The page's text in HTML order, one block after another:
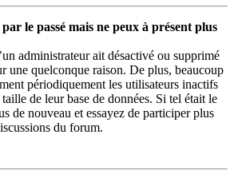
le passé mais ne peux à présent plus
administrateur ait désactivé ou supprimé
une quelconque raison. De plus, beaucoup
périodiquement les utilisateurs inactifs
de leur base de données. Si tel était le
de nouveau et essayez de participer plus
du forum.